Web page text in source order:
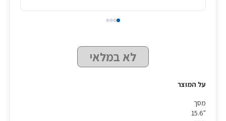
לא במלאי
על המוצר
מסך
"15.6